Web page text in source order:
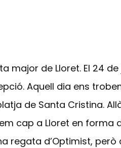
major de Lloret. El 24
Aquell dia ens
de Santa Cristina.
cap a Lloret en forma
regata d’Optimist,